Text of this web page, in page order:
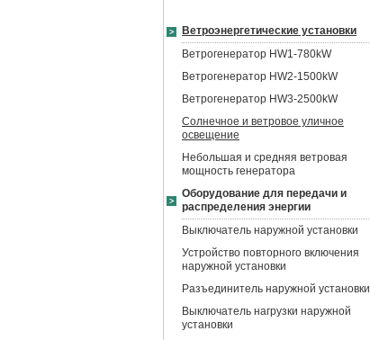
Ветроэнергетические установки
Ветрогенератор HW1-780kW
Ветрогенератор HW2-1500kW
Ветрогенератор HW3-2500kW
Солнечное и ветровое уличное
освещение
Небольшая и средняя ветровая
мощность генератора
Оборудование для передачи и
распределения энергии
Выключатель наружной установки
Устройство повторного включения
наружной установки
Разъединитель наружной установки
Выключатель нагрузки наружной
установки